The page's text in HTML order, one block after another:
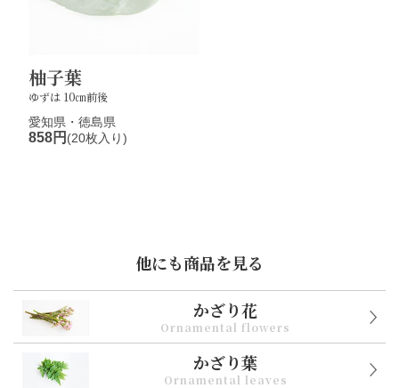
柚子葉
ゆずは 10㎝前後
愛知県・徳島県
858円 (20枚入り)
他にも商品を見る
かざり花
Ornamental flowers
かざり葉
Ornamental leaves